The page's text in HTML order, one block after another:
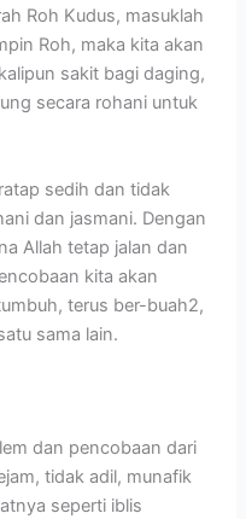
Roh Kudus, masuklah
Roh, maka kita akan
sakit bagi daging,
secara rohani untuk
sedih dan tidak
dan jasmani. Dengan
Allah tetap jalan dan
kita akan
terus ber-buah2,
sama lain.
dan pencobaan dari
tidak adil, munafik
seperti iblis